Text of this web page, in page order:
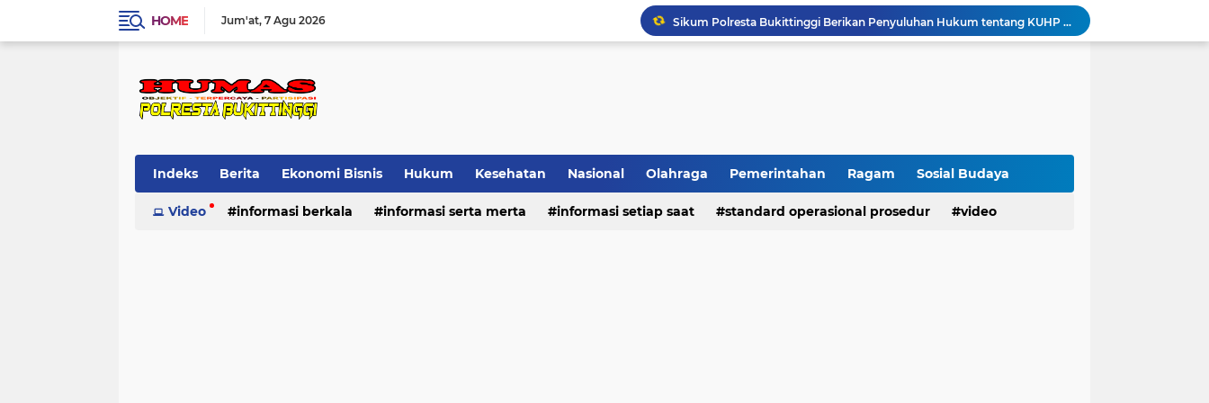
HOME Jum'at 7 Agu 2026
Wakapolsek Baso Jadi Narasumber Penyuluhan Bahaya Penyalahgunaan Narkoba di SMPN 1 Baso
Polresta Bukittinggi Gelar Upacara Sertijab Sejumlah Pejabat dan laporan Kenaikan Pangkat Pengabdian
Indeks Berita Ekonomi Bisnis Hukum Kesehatan Nasional Olahraga Pemerintahan Ragam Sosial Budaya
Standard Operasional Prosedur Video
Video informasi berkala informasi serta merta informasi setiap saat standard operasional prosedur video